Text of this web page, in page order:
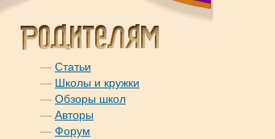
— Статьи
— Школы и кружки
— Обзоры школ
— Авторы
— Форум